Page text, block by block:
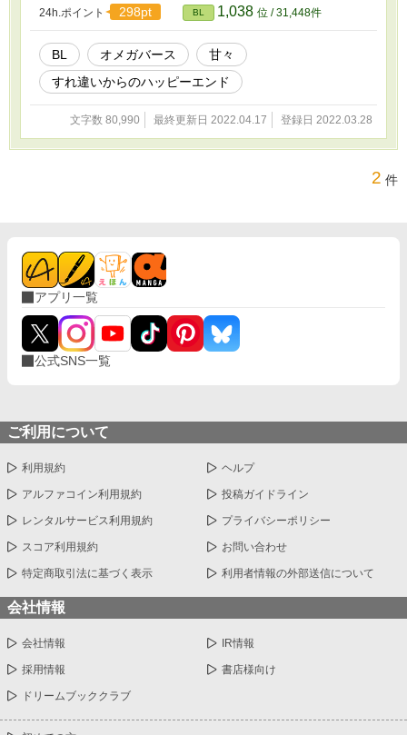
24h.ポイント 298pt BL 1,038 位 / 31,448件
BL オメガバース
甘々
すれ違いからのハッピーエンド
文字数 80,990 最終更新日 2022.04.17 登録日 2022.03.28
2 件
アプリ一覧
公式SNS一覧
ご利用について
利用規約 ヘルプ
アルファコイン利用規約 投稿ガイドライン
レンタルサービス利用規約 プライバシーポリシー
スコア利用規約 お問い合わせ
特定商取引法に基づく表示 利用者情報の外部送信について
会社情報
会社情報 IR情報
採用情報 書店様向け
ドリームブッククラブ